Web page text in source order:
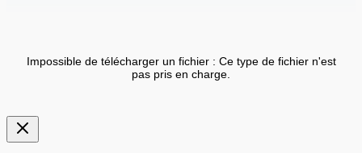
Impossible de télécharger un fichier : Ce type de fichier n'est
pas pris en charge.